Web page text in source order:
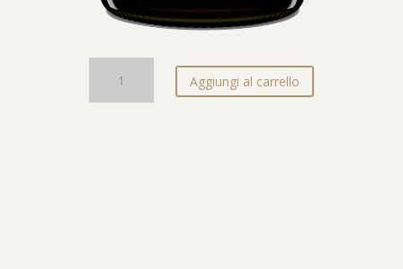
quantità
Aggiungi al carrello